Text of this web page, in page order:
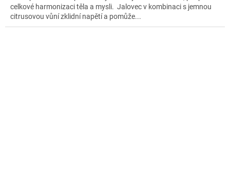
celkové harmonizaci těla a mysli. Jalovec v kombinaci s jemnou
citrusovou vůní zklidní napětí a pomůže...